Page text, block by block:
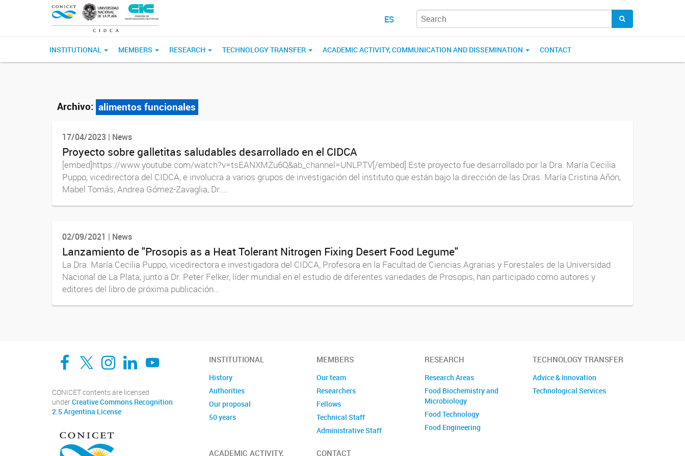
ES
INSTITUTIONAL MEMBERS RESEARCH TECHNOLOGY TRANSFER ACADEMIC ACTIVITY, COMMUNICATION AND DISSEMINATION CONTACT
Archivo: alimentos funcionales
17/04/2023 | News
Proyecto sobre galletitas saludables desarrollado en el CIDCA
[embed]https://www.youtube.com/watch?v=tsEANXMZu6Q&ab_channel=UNLPTV[/embed] Este proyecto fue desarrollado por la Dra. María Cecilia
Puppo, vicedirectora del CIDCA, e involucra a varios grupos de investigación del instituto que están bajo la dirección de las Dras. María Cristina Añón,
Mabel Tomás, Andrea Gómez-Zavaglia, Dr....
02/09/2021 | News
Lanzamiento de "Prosopis as a Heat Tolerant Nitrogen Fixing Desert Food Legume"
La Dra. María Cecilia Puppo, vicedirectora e investigadora del CIDCA, Profesora en la Facultad de Ciencias Agrarias y Forestales de la Universidad
Nacional de La Plata, junto a Dr. Peter Felker, líder mundial en el estudio de diferentes variedades de Prosopis, han participado como autores y
editores del libro de próxima publicación...
Facebook
Twitter
Instagram
Linkedin
YouTube
CONICET contents are licensed
underCreative Commons Recognition
2.5 Argentina License
INSTITUTIONAL
History
Authorities
Our proposal
50 years
MEMBERS
Our team
Researchers
Fellows
Technical Staff
Administrative Staff
RESEARCH
Research Areas
Food Biochemistry and
Microbiology
Food Technology
Food Engineering
TECHNOLOGY TRANSFER
Advice & Innovation
Technological Services
ACADEMIC ACTIVITY,
CONTACT